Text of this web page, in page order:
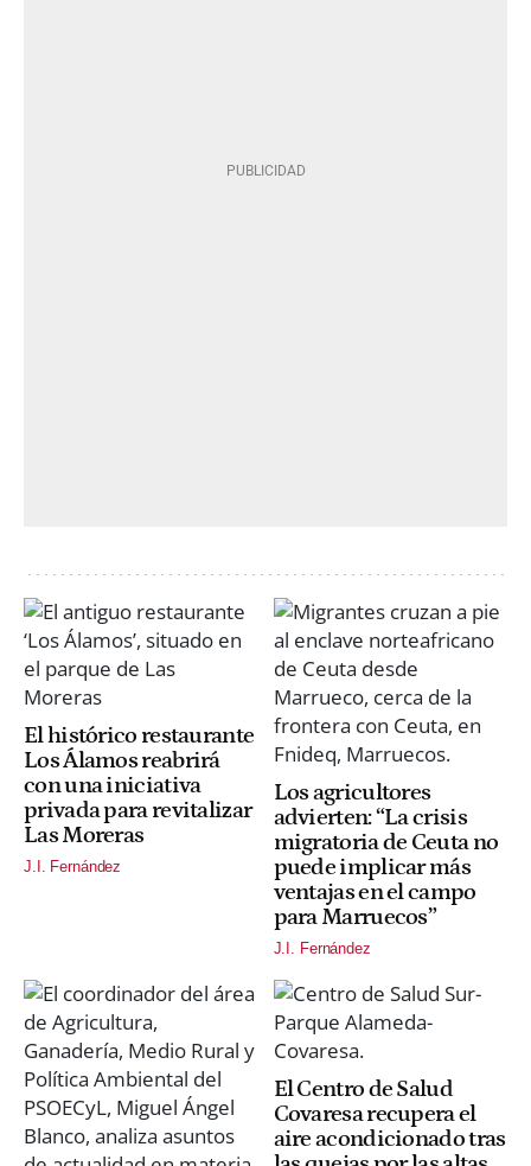
El histórico restaurante
Los Álamos reabrirá
con una iniciativa
privada para revitalizar
Las Moreras
J.I. Fernández
Los agricultores
advierten: “La crisis
migratoria de Ceuta no
puede implicar más
ventajas en el campo
para Marruecos”
J.I. Fernández
El Centro de Salud
Covaresa recupera el
aire acondicionado tras